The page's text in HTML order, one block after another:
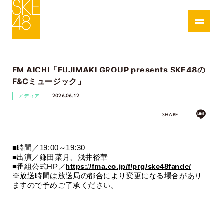
FM AICHI「FUJIMAKI GROUP presents SKE48の
F&Cミュージック」
メディア 2026.06.12
SHARE
■時間／ 19:00 ～ 19:30
■出演／鎌田菜月
、浅井裕華
■番組公式HP／ https://fma.co.jp/f/prg/ske48fandc/
※放送時間は放送局の都合により変更になる場合があり
ますので予めご了承ください。